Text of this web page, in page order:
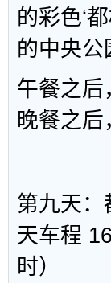
的彩色‘
的中央
午餐之后
晚餐之
第九天
天车程
时）